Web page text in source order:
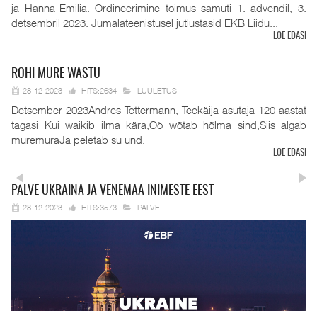
ja Hanna-Emilia. Ordineerimine toimus samuti 1. advendil, 3.
detsembril 2023. Jumalateenistusel jutlustasid EKB Liidu...
LOE EDASI
ROHI MURE WASTU
28-12-2023 HITS:2634 LUULETUS
Detsember 2023Andres Tettermann, Teekäija asutaja 120 aastat
tagasi Kui waikib ilma kära,Öö wõtab hõlma sind,Siis algab
muremüraJa peletab su und.
LOE EDASI
PALVE UKRAINA JA VENEMAA INIMESTE EEST
28-12-2023 HITS:3573 PALVE